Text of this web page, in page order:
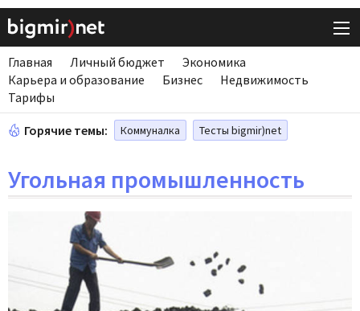
Главная Личный бюджет
Экономика
Карьера и образование
Бизнес
Недвижимость
Тарифы
Горячие темы: Коммуналка Тесты bigmir)net
Угольная промышленность